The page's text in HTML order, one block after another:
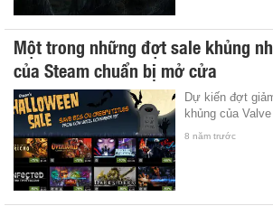
Một trong những đợt sale khủng
của Steam chuẩn bị mở cửa
Dự kiến đợt
khủng của
8 năm trước